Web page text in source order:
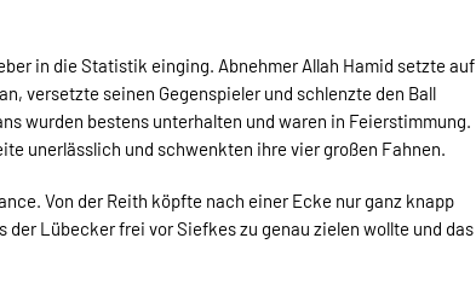
in die Statistik einging. Abnehmer Allah Hamid setzte auf
versetzte seinen Gegenspieler und schlenzte den Ball
wurden bestens unterhalten und waren in Feierstimmung.
unerlässlich und schwenkten ihre vier großen Fahnen.
Von der Reith köpfte nach einer Ecke nur ganz knapp
der Lübecker frei vor Siefkes zu genau zielen wollte und das